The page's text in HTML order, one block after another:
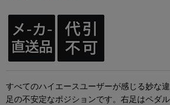
すべてのハイエースユーザーが感じる妙な
足の不安定なポジションです。右足はペダ